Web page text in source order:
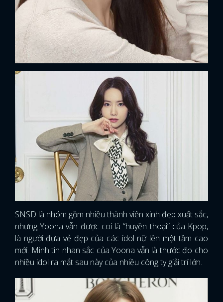
FACEBOOK GOOGLE
SNSD là nhóm gồm nhiều thành viên xinh đẹp xuất sắc,
nhưng Yoona vẫn được coi là “huyền thoại” của Kpop,
là người đưa vẻ đẹp của các idol nữ lên một tầm cao
mới. Mình tin nhan sắc của Yoona vẫn là thước đo cho
nhiều idol ra mắt sau này của nhiều công ty giải trí lớn.